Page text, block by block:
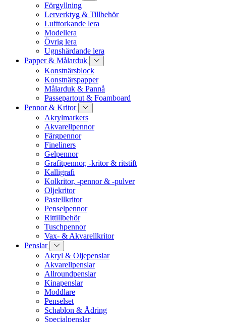
Förgyllning
Lerverktyg & Tillbehör
Lufttorkande lera
Modellera
Övrig lera
Ugnshärdande lera
Papper & Målarduk
Konstnärsblock
Konstnärspapper
Målarduk & Pannå
Passepartout & Foamboard
Pennor & Kritor
Akrylmarkers
Akvarellpennor
Färgpennor
Fineliners
Gelpennor
Grafitpennor, -kritor & ritstift
Kalligrafi
Kolkritor, -pennor & -pulver
Oljekritor
Pastellkritor
Penselpennor
Rittillbehör
Tuschpennor
Vax- & Akvarellkritor
Penslar
Akryl & Oljepenslar
Akvarellpenslar
Allroundpenslar
Kinapenslar
Moddlare
Penselset
Schablon & Ådring
Specialpenslar